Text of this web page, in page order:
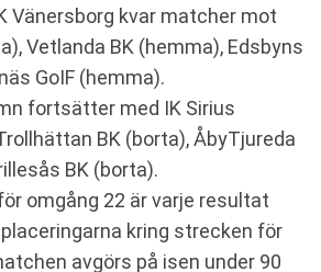
Vänersborg kvar matcher mot
Vetlanda BK (hemma), Edsbyns
GoIF (hemma).
fortsätter med IK Sirius
BK (borta), ÅbyTjureda
BK (borta).
omgång 22 är varje resultat
kring strecken för
avgörs på isen under 90